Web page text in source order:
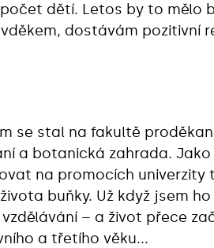
dětí. Letos by to mělo
dostávám pozitivní
se stal na fakultě
a botanická zahrada.
na promocích univerzity
buňky. Už když jsem
– a život přece
a třetího věku...